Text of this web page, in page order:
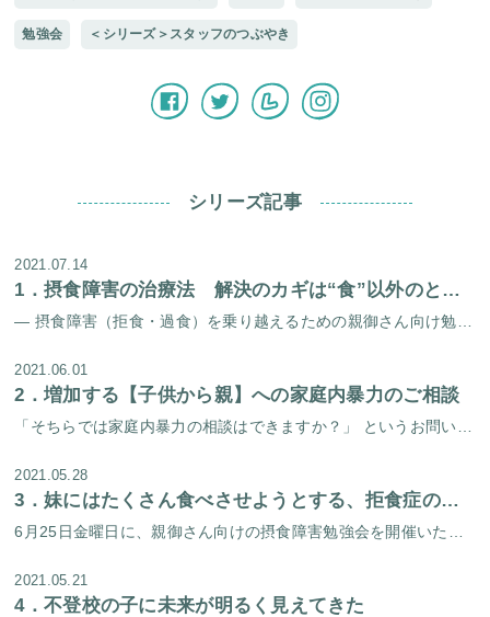
勉強会 ＜シリーズ＞スタッフのつぶやき
シリーズ記事
2021.07.14
1． 摂食障害の治療法 解決のカギは“食”以外のところに目を向けること
2021.06.01
2． 増加する【子供から親】への家庭内暴力のご相談
2021.05.28
3． 妹にはたくさん食べさせようとする、拒食症の大学生
2021.05.21
4． 不登校の子に未来が明るく見えてきた